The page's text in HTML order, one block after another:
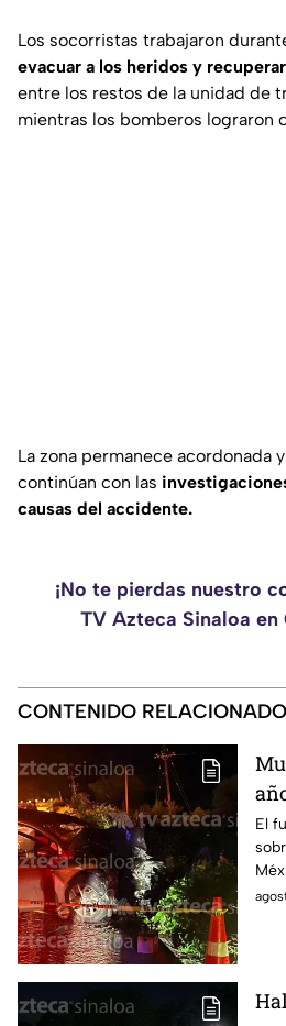
Los socorristas trabajaron
evacuar a los heridos y
entre los restos de la unidad de
mientras los bomberos lograron
La zona permanece acordonada
continúan con las
causas del accidente.
¡No te pierdas nuestro
TV Azteca Sinaloa en
CONTENIDO RELACIONADO
El
ya